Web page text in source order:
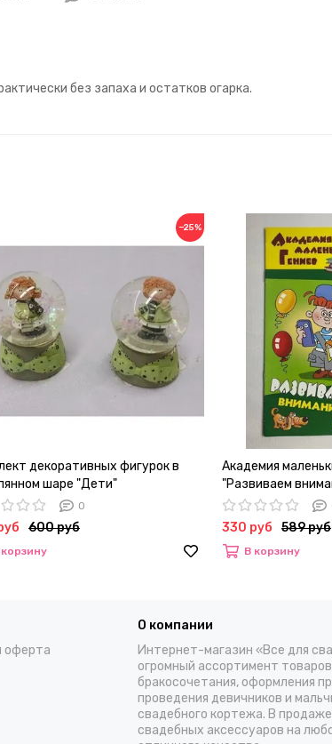
без запаха и остатков огарка.
−25%
декоративных фигурок в
шаре "Дети"
0
600 руб
Академия
"Развиваем
330 руб 589 руб
В корзину
оферта
О компании
Интернет-магазин «Все для
огромный ассортимент
бракосочетания, оформления
проведения девичников и
свадебного кортежа. В
свадебных аксессуаров на